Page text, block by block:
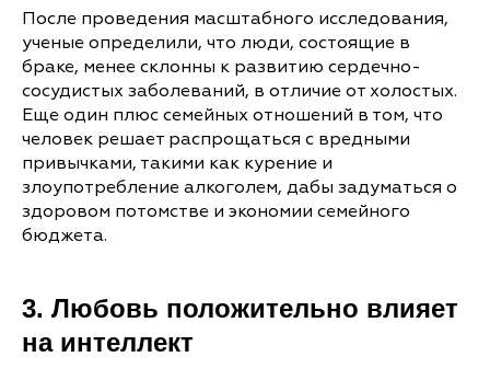
После проведения масштабного исследования,
ученые определили, что люди, состоящие в
браке, менее склонны к развитию сердечно-
сосудистых заболеваний, в отличие от холостых.
Еще один плюс семейных отношений в том, что
человек решает распрощаться с вредными
привычками, такими как курение и
злоупотребление алкоголем, дабы задуматься о
здоровом потомстве и экономии семейного
бюджета.
3. Любовь положительно влияет
на интеллект